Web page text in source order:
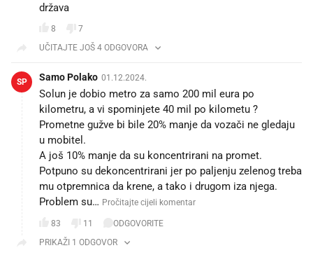
država
8
7
UČITAJTE JOŠ 4 ODGOVORA
SP Samo Polako 01.12.2024.
Solun je dobio metro za samo 200 mil eura po
kilometru, a vi spominjete 40 mil po kilometu ?
Prometne gužve bi bile 20% manje da vozači ne gledaju
u mobitel.
A još 10% manje da su koncentrirani na promet.
Potpuno su dekoncentrirani jer po paljenju zelenog treba
mu otpremnica da krene, a tako i drugom iza njega.
Problem su… Pročitajte cijeli komentar
83 11
ODGOVORITE
PRIKAŽI 1 ODGOVOR